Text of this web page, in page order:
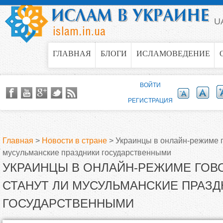
Jump to navigation
ГЛАВНАЯ БЛОГИ ИСЛАМОВЕДЕНИЕ
В
ы
з
Главная > Новости в стране > Украинцы в онлайн-режиме
мусульманские праздники государственными
УКРАИНЦЫ В ОНЛАЙН-РЕЖИМЕ
СТАНУТ ЛИ МУСУЛЬМАНСКИЕ
ГОСУДАРСТВЕННЫМИ
ВОЙТИ
РЕГИСТРАЦИЯ